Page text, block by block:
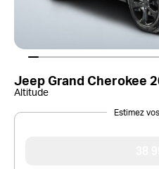
Jeep Grand Cherokee
Altitude
Estimez